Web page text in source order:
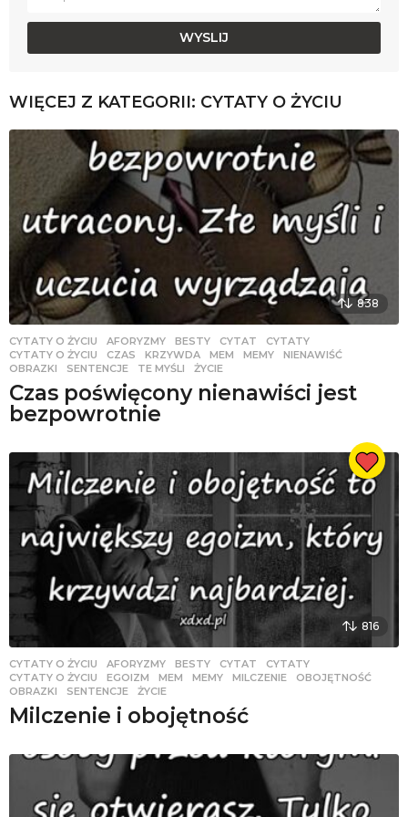
WIĘCEJ Z KATEGORII: CYTATY O ŻYCIU
838
CYTATY O ŻYCIU AFORYZMY ,BESTY ,CYTAT ,CYTATY
CYTATY O ŻYCIU
,CZAS ,KRZYWDA ,MEM ,MEMY ,NIENAWIŚĆ
OBRAZKI
,SENTENCJE ,TE MYŚLI ,ŻYCIE
Czas poświęcony nienawiści jest
bezpowrotnie
816
CYTATY O ŻYCIU AFORYZMY ,BESTY ,CYTAT ,CYTATY
CYTATY O ŻYCIU
,EGOIZM ,MEM ,MEMY ,MILCZENIE ,OBOJĘTNOŚĆ
OBRAZKI
,SENTENCJE ,ŻYCIE
Milczenie i obojętność